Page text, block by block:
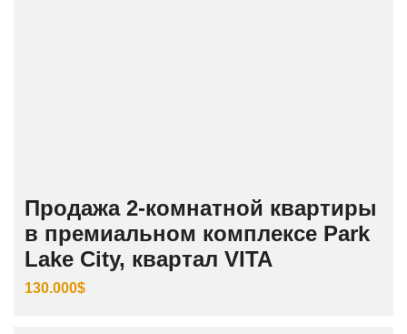
Продажа 2-комнатной квартиры
в премиальном комплексе Park
Lake City, квартал VITA
130.000$